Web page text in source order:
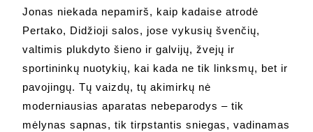
Jonas niekada nepamirš, kaip kadaise atrodė
Pertako, Didžioji salos, jose vykusių švenčių,
valtimis plukdyto šieno ir galvijų, žvejų ir
sportininkų nuotykių, kai kada ne tik linksmų, bet ir
pavojingų. Tų vaizdų, tų akimirkų nė
moderniausias aparatas nebeparodys – tik
mėlynas sapnas, tik tirpstantis sniegas, vadinamas